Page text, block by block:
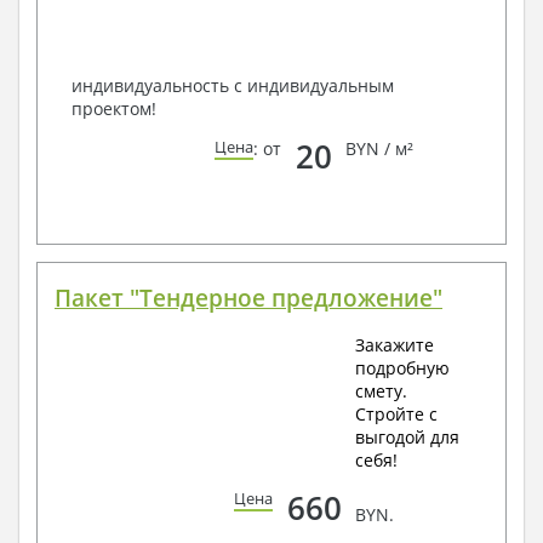
индивидуальность с индивидуальным
проектом!
Цена: от 20 BYN / м²
Пакет "Тендерное предложение"
Закажите
подробную
смету.
Стройте с
выгодой для
себя!
Цена 660 BYN.